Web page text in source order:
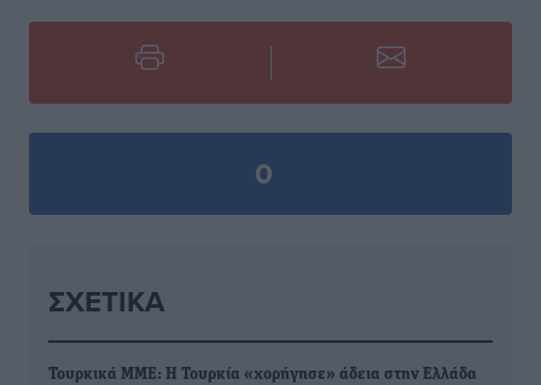
0
ΣΧΕΤΙΚΆ
Τουρκικά ΜΜΕ: Η Τουρκία «χορήγησε» άδεια στην Ελλάδα